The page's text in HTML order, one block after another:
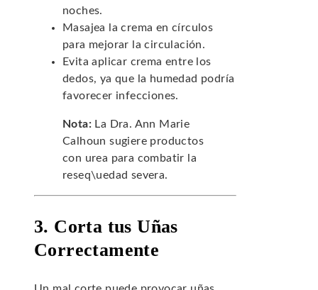
noches.
Masajea la crema en círculos
para mejorar la circulación.
Evita aplicar crema entre los
dedos, ya que la humedad podría
favorecer infecciones.
Nota: La Dra. Ann Marie
Calhoun sugiere productos
con urea para combatir la
reseq\uedad severa.
3. Corta tus Uñas
Correctamente